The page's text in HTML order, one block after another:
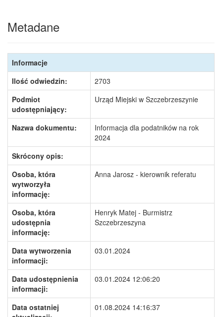
Metadane
Informacje
Ilość odwiedzin:
2703
Podmiot
udostępniający:
Urząd Miejski w Szczebrzeszynie
Nazwa dokumentu:
Informacja dla podatników na rok
2024
Skrócony opis:
Osoba, która
wytworzyła
informację:
Anna Jarosz - kierownik referatu
Osoba, która
udostępnia
informację:
Henryk Matej - Burmistrz
Szczebrzeszyna
Data wytworzenia
informacji:
03.01.2024
Data udostępnienia
informacji:
03.01.2024 12:06:20
Data ostatniej
01.08.2024 14:16:37